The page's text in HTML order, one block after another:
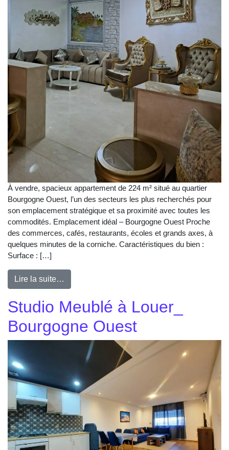
À vendre, spacieux appartement de 224 m² situé au quartier
Bourgogne Ouest, l’un des secteurs les plus recherchés pour
son emplacement stratégique et sa proximité avec toutes les
commodités. Emplacement idéal – Bourgogne Ouest Proche
des commerces, cafés, restaurants, écoles et grands axes, à
quelques minutes de la corniche. Caractéristiques du bien :
Surface : […]
Lire la suite…
Studio Meublé à Louer_
Bourgogne Ouest